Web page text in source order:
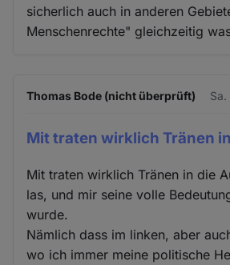
sicherlich auch in anderen
Menschenrechte" gleichzeitig
Thomas Bode (nicht überprüft) Sa.
Mit traten wirklich Tränen in
Mit traten wirklich Tränen in die
las, und mir seine volle
wurde.
Nämlich dass im linken, aber
wo ich immer meine politische